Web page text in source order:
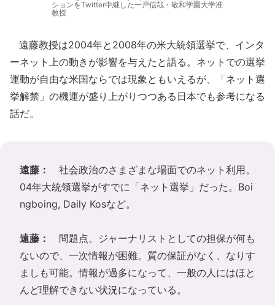
ションをTwitter中継した一戸信哉・敬和学園大学准
教授
遠藤教授は2004年と2008年の米大統領選挙で、インタ
ーネット上の動きが影響を与えたと語る。ネットでの選挙
運動が自由な米国ならでは現象ともいえるが、「ネット選
挙解禁」の機運が盛り上がりつつある日本でも参考になる
話だ。
遠藤：
社会政治のさまざまな場面でのネット利用。
04年大統領選挙がすでに「ネット選挙」だった。Boi
ngboing, Daily Kosなど。
遠藤：
問題点。ジャーナリストとしての担保が何も
ないので、一次情報が困難。質の保証がなく、なりす
ましも可能。情報が過多になって、一般の人にはほと
んど理解できない状況になっている。